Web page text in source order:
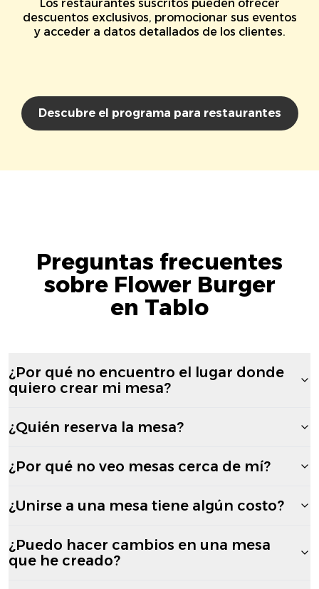
Los restaurantes suscritos pueden ofrecer
descuentos exclusivos, promocionar sus eventos
y acceder a datos detallados de los clientes.
Descubre el programa para restaurantes
Preguntas frecuentes
sobre Flower Burger
en Tablo
¿Por qué no encuentro el lugar donde
quiero crear mi mesa?
¿Quién reserva la mesa?
¿Por qué no veo mesas cerca de mí?
¿Unirse a una mesa tiene algún costo?
¿Puedo hacer cambios en una mesa
que he creado?